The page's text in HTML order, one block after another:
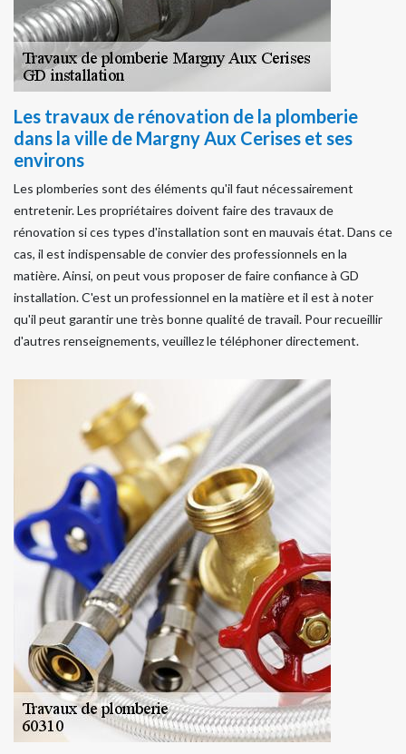
Les travaux de rénovation de la plomberie
dans la ville de Margny Aux Cerises et ses
environs
Les plomberies sont des éléments qu'il faut nécessairement
entretenir. Les propriétaires doivent faire des travaux de
rénovation si ces types d'installation sont en mauvais état. Dans ce
cas, il est indispensable de convier des professionnels en la
matière. Ainsi, on peut vous proposer de faire confiance à GD
installation. C'est un professionnel en la matière et il est à noter
qu'il peut garantir une très bonne qualité de travail. Pour recueillir
d'autres renseignements, veuillez le téléphoner directement.